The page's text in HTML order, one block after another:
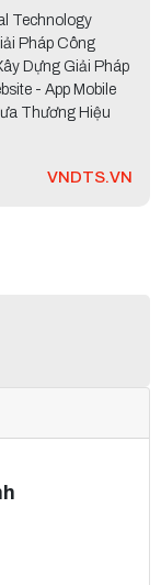
Technology
Pháp Công
Dựng Giải Pháp
- App Mobile
Thương Hiệu
VNDTS.VN